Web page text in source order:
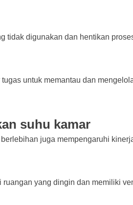
tidak digunakan dan hentikan
untuk memantau dan
suhu kamar
juga mempengaruhi
ruangan yang dingin dan memiliki